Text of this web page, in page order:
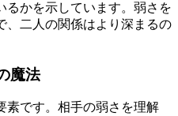
るかを示しています。弱さを
、二人の関係はより深まるの
魔法
素です。相手の弱さを理解